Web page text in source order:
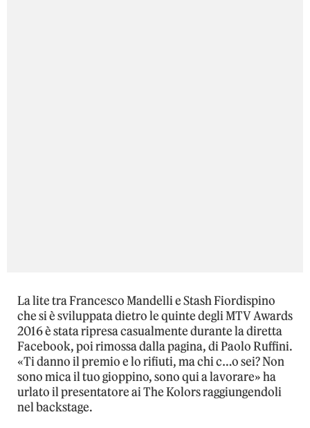
La lite tra Francesco Mandelli e Stash Fiordispino
che si è sviluppata dietro le quinte degli MTV Awards
2016 è stata ripresa casualmente durante la diretta
Facebook, poi rimossa dalla pagina, di Paolo Ruffini.
«Ti danno il premio e lo rifiuti, ma chi c…o sei? Non
sono mica il tuo gioppino, sono qui a lavorare» ha
urlato il presentatore ai The Kolors raggiungendoli
nel backstage.